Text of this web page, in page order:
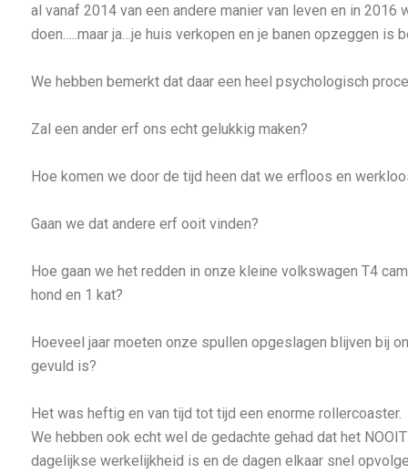
al vanaf 2014 van een andere manier van leven en in
doen…..maar ja…je huis verkopen en je banen opzeggen is
We hebben bemerkt dat daar een heel psychologisch
Zal een ander erf ons echt gelukkig maken?
Hoe komen we door de tijd heen dat we erfloos en
Gaan we dat andere erf ooit vinden?
Hoe gaan we het redden in onze kleine volkswagen T4
hond en 1 kat?
Hoeveel jaar moeten onze spullen opgeslagen blijven bij
gevuld is?
Het was heftig en van tijd tot tijd een enorme rollercoaster.
We hebben ook echt wel de gedachte gehad dat het
dagelijkse werkelijkheid is en de dagen elkaar snel